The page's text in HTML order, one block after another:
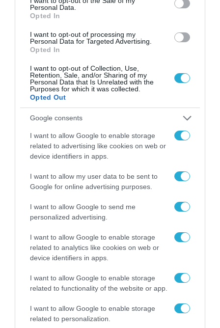
Personal Data.
Opted In
I want to opt-out of processing my
Personal Data for Targeted Advertising.
Opted In
I want to opt-out of Collection, Use,
Retention, Sale, and/or Sharing of my
Personal Data that Is Unrelated with the
Purposes for which it was collected.
Opted Out
Google consents
I want to allow Google to enable storage
related to advertising like cookies on web or
device identifiers in apps.
I want to allow my user data to be sent to
Google for online advertising purposes.
I want to allow Google to send me
personalized advertising.
I want to allow Google to enable storage
related to analytics like cookies on web or
device identifiers in apps.
I want to allow Google to enable storage
related to functionality of the website or app.
I want to allow Google to enable storage
related to personalization.
ψυχολογική ασφάλεια
ταχύτητα επανεκπαίδευσής
τους και την
εσωτερική κινητικότηταμέσα στον
θωρακίζεται από μιαυπεύθυνη
διακυβέρνηση, η οποία διασφαλίζει την
ακεραιότητα των συστημάτων μέσω της
αρχής «Safety by Design» και του συνεχούς
ελέγχου των εργαλείων AI που
χρησιμοποιούμε.
Το μέλλον δεν είναι το ΑΙ που αντικαθιστά
τους ανθρώπους, αλλάάνθρωποι
ενδυναμωμένοι από την ΤΝ για να κάνουν
αυτό που μόνο αυτοί μπορούν: να
φαντάζονται, να κρίνουν, να δημιουργούν και
να ηγούνται.Οι οργανισμοί που θα επιλέξουν
να επενδύσουν στο ανθρώπινο κεφάλαιο,
χτίζονταςψυχολογική ασφάλεια, ευελιξία
και κουλτούρα συνεχούς μάθησηςθα είναι
εκείνοι που θα αποκομίσουν την πραγματική
αξία το ΑΙ. Η ισορροπία μεταξύ τεχνολογίας